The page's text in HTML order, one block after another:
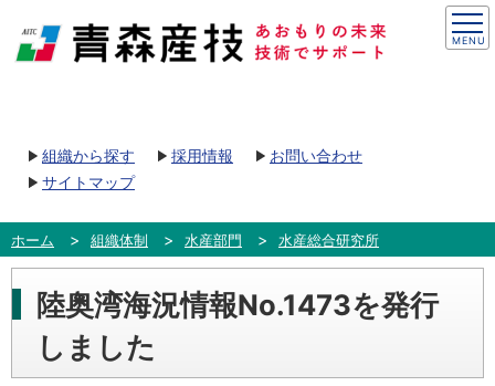
組織から探す 採用情報
お問い合わせ
サイトマップ
ホーム 組織体制 水産部門 水産総合研究所
陸奥湾海況情報No.1473を発行
しました